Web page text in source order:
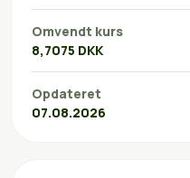
Omvendt kurs
8,7075 DKK
Opdateret
07.08.2026